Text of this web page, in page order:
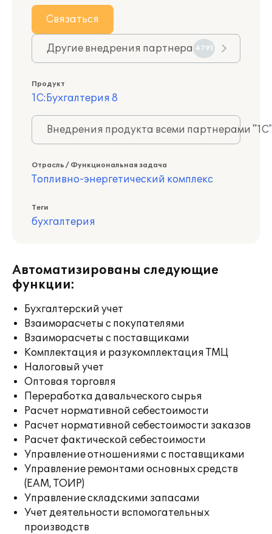
Связаться
Другие внедрения партнера 4791
Продукт
1С:Бухгалтерия 8
Внедрения продукта всеми партнерами
Отрасль / Функциональная задача
Топливно-энергетический комплекс
Теги
бухгалтерия
Автоматизированы следующие
функции:
Бухгалтерский учет
Взаиморасчеты с покупателями
Взаиморасчеты с поставщиками
Комплектация и разукомплектация ТМЦ
Налоговый учет
Оптовая торговля
Переработка давальческого сырья
Расчет нормативной себестоимости
Расчет нормативной себестоимости заказов
Расчет фактической себестоимости
Управление отношениями с поставщиками
Управление ремонтами основных средств
(EAM, ТОИР)
Управление складскими запасами
Учет деятельности вспомогательных
производств